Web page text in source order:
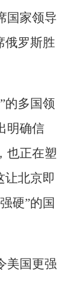
国家领导
俄罗斯胜
的多国领
明确信
也正在塑
让北京即
硬”的国
美国更强